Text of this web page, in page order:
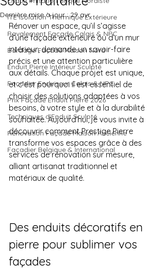
ITE Isolation Thermique Extérieure
Ravalement Façade Calais & NPC
Bardage Façade Maison Nord
Enduit Pierre Intérieur Sculpté
Façadier Enduiseur Calais & NPC
Prix Façade Enduit Pierre 2026
Techniques d'Enduit Sculpté
Rénovation Façade Maison Ancienne
Façadier Belgique & International
Dernière mise à jour :29 avr.
Rénover un espace, qu’il s’agisse
d’une façade extérieure ou d’un mur
intérieur, demande un savoir-faire
précis et une attention particulière
aux détails. Chaque projet est unique,
et c’est pourquoi il est essentiel de
choisir des solutions adaptées à vos
besoins, à votre style et à la durabilité
souhaitée. Aujourd’hui, je vous invite à
découvrir comment Prestige Pierre
transforme vos espaces grâce à des
services de rénovation sur mesure,
alliant artisanat traditionnel et
matériaux de qualité.
Des enduits décoratifs en
pierre pour sublimer vos
façades